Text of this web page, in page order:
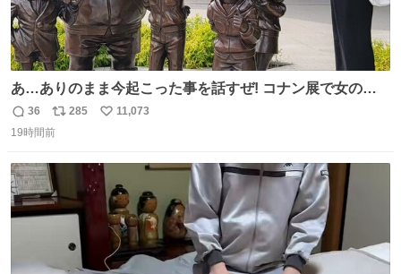
あ…ありのまま今起こった事を話すぜ! コナン展で女の子
に 「千速さんですか！？」 と声をかけられた。 あぁ鞄の
装飾かなと思ったら 「背も高いし見た目もすごく千速さん
人＿ ＞今日は私服＜ ￣Y^Y^Y^Y^Y^￣ #白樹鳥取大阪コ
ナン旅行2026
返
信
36
リ
ポ
ト
数
285
い
数
11,073
19時間前